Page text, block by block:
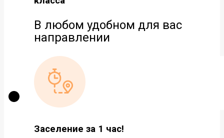
В любом удобном для вас
направлении
Заселение за 1 час!